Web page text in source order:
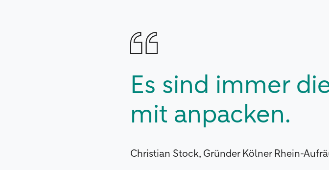
Es sind immer
mit anpacken.
Christian Stock, Gründer Kölner Rhein-